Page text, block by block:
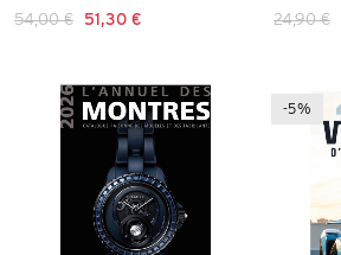
54,00 € 51,30 € 24,90 €
-5%